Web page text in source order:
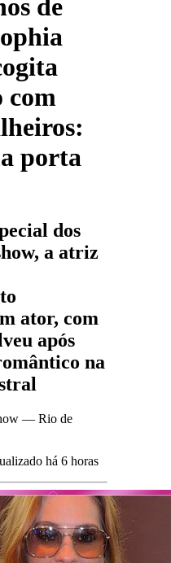
de
com
porta
dos
a atriz
ator, com
após
na
— Rio de
há 6 horas